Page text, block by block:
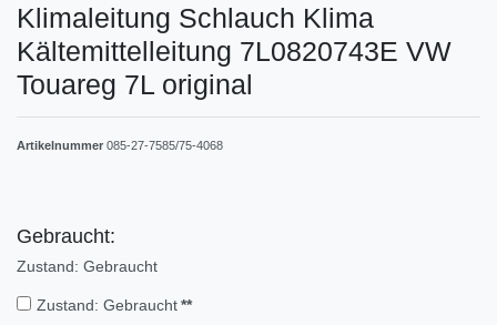
Klimaleitung Schlauch Klima
Kältemittelleitung 7L0820743E VW
Touareg 7L original
Artikelnummer 085-27-7585/75-4068
Gebraucht:
Zustand: Gebraucht
Zustand: Gebraucht **